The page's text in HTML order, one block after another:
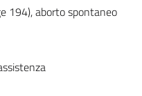
194), aborto spontaneo